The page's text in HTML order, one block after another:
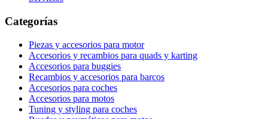
Categorías
Piezas y accesorios para motor
Accesorios y recambios para quads y karting
Accesorios para buggies
Recambios y accesorios para barcos
Accesorios para coches
Accesorios para motos
Tuning y styling para coches